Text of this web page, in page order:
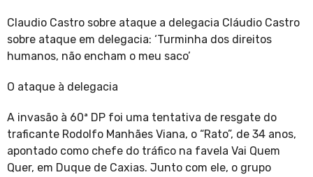
Claudio Castro sobre ataque a delegacia Cláudio Castro
sobre ataque em delegacia: ‘Turminha dos direitos
humanos, não encham o meu saco’
O ataque à delegacia
A invasão à 60ª DP foi uma tentativa de resgate do
traficante Rodolfo Manhães Viana, o “Rato”, de 34 anos,
apontado como chefe do tráfico na favela Vai Quem
Quer, em Duque de Caxias. Junto com ele, o grupo